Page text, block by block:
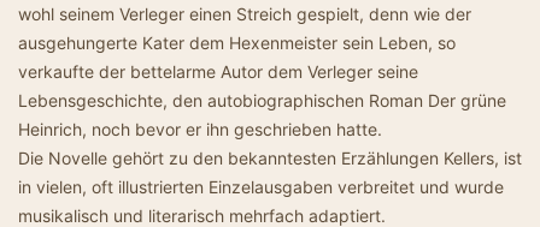
wohl seinem Verleger einen Streich gespielt, denn wie der
ausgehungerte Kater dem Hexenmeister sein Leben, so
verkaufte der bettelarme Autor dem Verleger seine
Lebensgeschichte, den autobiographischen Roman Der grüne
Heinrich, noch bevor er ihn geschrieben hatte.
Die Novelle gehört zu den bekanntesten Erzählungen Kellers, ist
in vielen, oft illustrierten Einzelausgaben verbreitet und wurde
musikalisch und literarisch mehrfach adaptiert.